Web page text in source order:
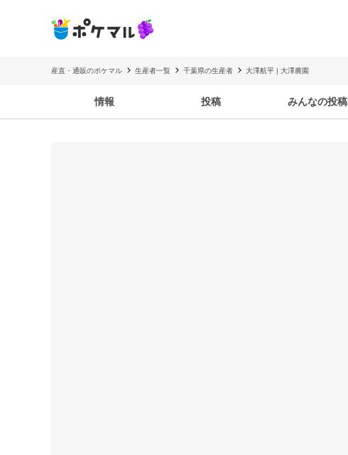
産直・通販のポケマル 生産者一覧 千葉県の生産者 大澤航平 | 大澤農園
情報 投稿 みんなの投稿